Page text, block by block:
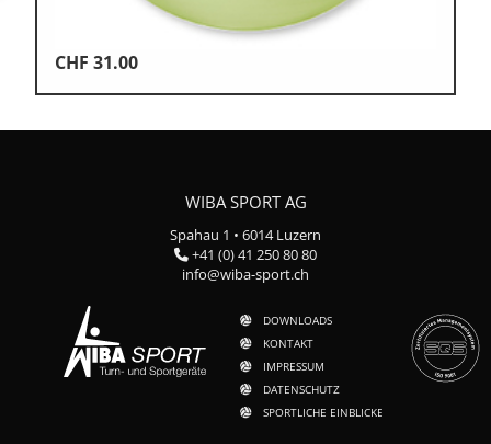
CHF 31.00
WIBA SPORT AG
Spahau 1 • 6014 Luzern
+41 (0) 41 250 80 80
info@wiba-sport.ch
DOWNLOADS
KONTAKT
IMPRESSUM
DATENSCHUTZ
SPORTLICHE EINBLICKE